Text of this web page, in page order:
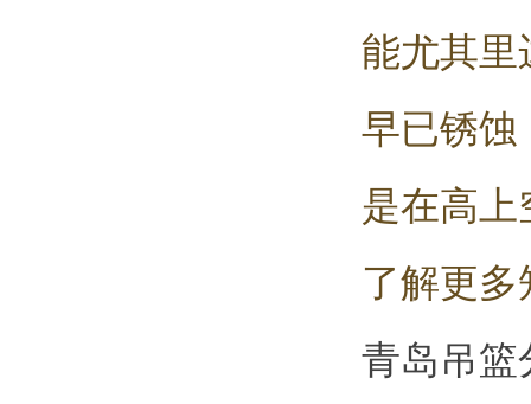
能尤其
早已锈
是在高
了解更
青岛吊